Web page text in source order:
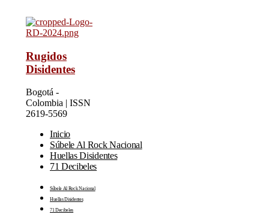
Rugidos
Disidentes
Bogotá -
Colombia | ISSN
2619-5569
Inicio
Súbele Al Rock Nacional
Huellas Disidentes
71 Decibeles
Súbele Al Rock Nacional
Huellas Disidentes
71 Decibeles